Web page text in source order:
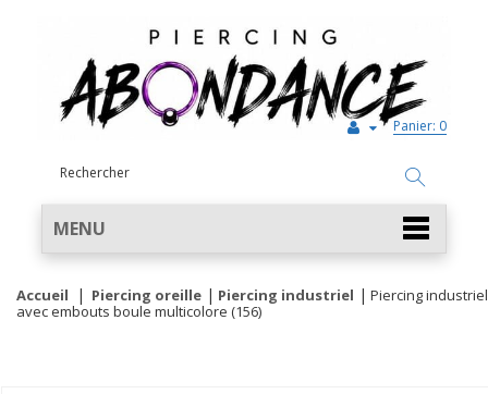
Panier: 0
MENU
Accueil Piercing oreille Piercing industriel
Piercing industriel
avec embouts boule multicolore (156)